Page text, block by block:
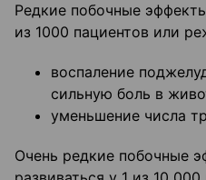
Редкие побочные
из 1000 пациентов или
воспаление
сильную боль в
уменьшение числа
Очень редкие побочные